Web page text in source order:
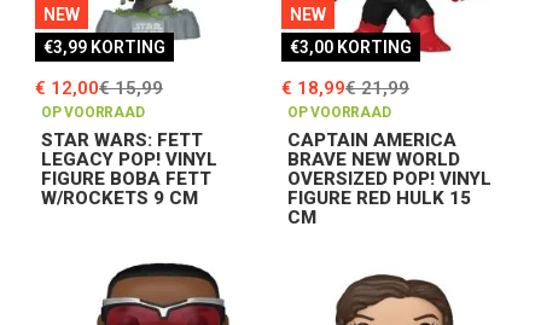
NEW
€3,99 KORTING
STAR WARS: FETT
LEGACY POP! VINYL
FIGURE BOBA FETT
W/ROCKETS 9 CM
€ 12,00€ 15,99
OP VOORRAAD
NEW
€3,00 KORTING
CAPTAIN AMERICA
BRAVE NEW WORLD
OVERSIZED POP! VINYL
FIGURE RED HULK 15
CM
€ 18,99€ 21,99
OP VOORRAAD